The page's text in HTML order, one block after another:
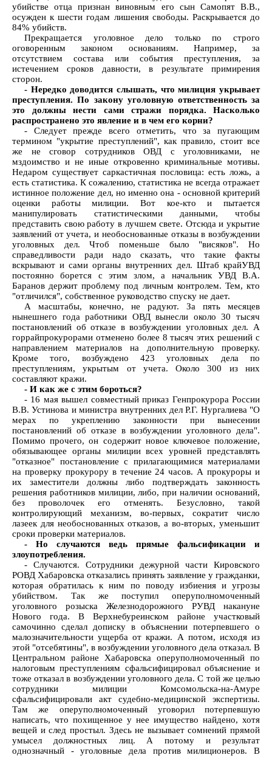
убийстве отца признан виновным его сын Самопят В.В.,
осужден к шести годам лишения свободы. Раскрывается до
84% убийств.
Прекращается уголовное дело только по строго
оговоренным законом основаниям. Например, за
отсутствием состава или события преступления, за
истечением сроков давности, в результате примирения
сторон.
- Нередко доводится слышать, что милиция укрывает
преступления. По закону уголовную ответственность за
это должны нести сами стражи порядка. Насколько
распространено это явление и в чем его корни?
- Следует прежде всего отметить, что за пугающим
термином "укрытие преступлений", как правило, стоит все
же не сговор сотрудников ОВД с уголовниками, не
мздоимство и не иные откровенно криминальные мотивы.
Недаром существует саркастичная пословица: есть ложь, а
есть статистика. К сожалению, статистика не всегда отражает
истинное положение дел, но именно она - основной критерий
оценки работы милиции. Вот кое-кто и пытается
манипулировать статистическими данными, чтобы
представить свою работу в лучшем свете. Отсюда и укрытие
заявлений от учета, и необоснованные отказы в возбуждении
уголовных дел. Чтоб поменьше было "висяков". Но
справедливости ради надо сказать, что такие факты
вскрывают и сами органы внутренних дел. Штаб крайУВД
постоянно борется с этим злом, а начальник УВД В.А.
Баранов держит проблему под личным контролем. Тем, кто
"отличился", собственное руководство спуску не дает.
А масштабы, конечно, не радуют. За пять месяцев
нынешнего года работники ОВД вынесли около 30 тысяч
постановлений об отказе в возбуждении уголовных дел. А
горрайпрокурорами отменено более 8 тысяч этих решений с
направлением материалов на дополнительную проверку.
Кроме того, возбуждено 423 уголовных дела по
преступлениям, укрытым от учета. Около 300 из них
составляют кражи.
- И как же с этим бороться?
- 16 мая вышел совместный приказ Генпрокурора России
В.В. Устинова и министра внутренних дел Р.Г. Нургалиева "О
мерах по укреплению законности при вынесении
постановлений об отказе в возбуждении уголовного дела".
Помимо прочего, он содержит новое ключевое положение,
обязывающее органы милиции всех уровней представлять
"отказное" постановление с прилагающимися материалами
на проверку прокурору в течение 24 часов. А прокуроры и
их заместители должны либо подтверждать законность
решения работников милиции, либо, при наличии оснований,
без проволочек его отменять. Безусловно, такой
контролирующий механизм, во-первых, сократит число
лазеек для необоснованных отказов, а во-вторых, уменьшит
сроки проверки материалов.
- Но случаются ведь прямые фальсификации и
злоупотребления.
- Случаются. Сотрудники дежурной части Кировского
РОВД Хабаровска отказались принять заявление у гражданки,
которая обратилась к ним по поводу избиения и угрозы
убийством. Так же поступил оперуполномоченный
уголовного розыска Железнодорожного РУВД накануне
Нового года. В Верхнебуреинском районе участковый
самочинно сделал дописку в объяснении потерпевшего о
малозначительности ущерба от кражи. А потом, исходя из
этой "отсебятины", в возбуждении уголовного дела отказал. В
Центральном районе Хабаровска оперуполномоченный по
налоговым преступлениям сфальсифицировал объяснение и
тоже отказал в возбуждении уголовного дела. С той же целью
сотрудники милиции Комсомольска-на-Амуре
сфальсифицировали акт судебно-медицинской экспертизы.
Там же оперуполномоченный уговорил потерпевшую
написать, что похищенное у нее имущество найдено, хотя
вещей и след простыл. Здесь не вызывает сомнений прямой
умысел должностных лиц. А потому и результат
однозначный - уголовные дела против милиционеров. В